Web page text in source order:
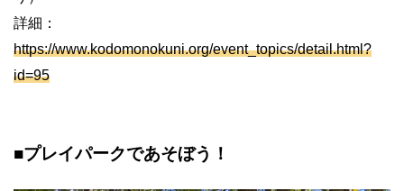
詳細：
https://www.kodomonokuni.org/event_topics/detail.html?
id=95
■プレイパークであそぼう！